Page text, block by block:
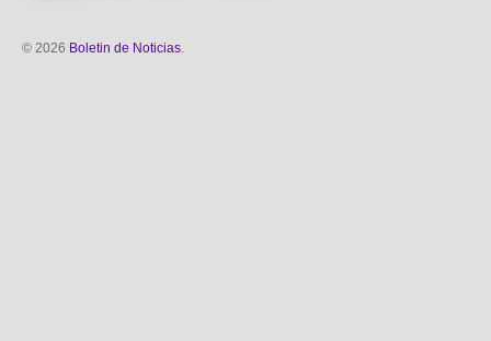
© 2026 Boletin de Noticias.